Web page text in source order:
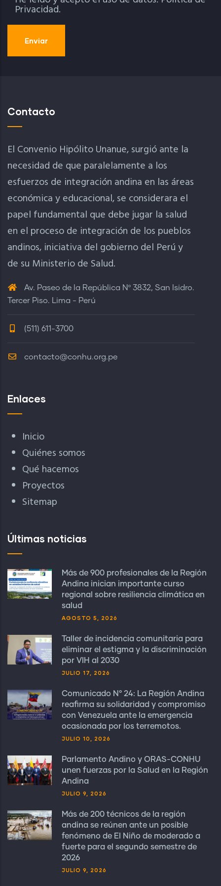
Privacidad.
Contacto
El Convenio Hipólito Unanue, surgió ante la
necesidad de que paralelamente a los
esfuerzos de integración andina en las áreas
económica y educacional, se considerara el
papel fundamental que debe jugar la salud
en el proceso de integración de los pueblos
andinos, iniciativa del gobierno del Perú y
de su Ministerio de Salud.
Av. Paseo de la República Nº 3832, San Isidro.
Tercer Piso. Lima - Perú
(511) 611-3700
contacto@conhu.org.pe
Enlaces
Inicio
Quiénes somos
Qué hacemos
Proyectos
Sitemap
Últimas noticias
Más de 900 profesionales de la Región
Andina inician importante curso
regional sobre resiliencia climática en
salud
AGOSTO 5, 2026
Taller de incidencia comunitaria para
eliminar el estigma y la discriminación
por VIH al 2030
JULIO 17, 2026
Comunicado N° 24: La Región Andina
reafirma su solidaridad y compromiso
con Venezuela ante la emergencia
ocasionada por los terremotos.
JULIO 10, 2026
Parlamento Andino y ORAS-CONHU
unen fuerzas por la Salud en la Región
Andina
JULIO 9, 2026
Más de 200 técnicos de la región
andina se reúnen ante un posible
fenómeno de El Niño de moderado a
fuerte para el segundo semestre de
2026
JULIO 9, 2026